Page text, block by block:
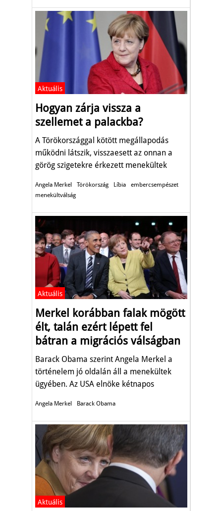
Aktuális
Hogyan zárja vissza a
szellemet a palackba?
A Törökországgal kötött megállapodás
működni látszik, visszaesett az onnan a
görög szigetekre érkezett menekültek
Angela Merkel Törökország Líbia
embercsempészet
menekültválság
Aktuális
Merkel korábban falak mögött
élt, talán ezért lépett fel
bátran a migrációs válságban
Barack Obama szerint Angela Merkel a
történelem jó oldalán áll a menekültek
ügyében. Az USA elnöke kétnapos
Angela Merkel Barack Obama
Aktuális